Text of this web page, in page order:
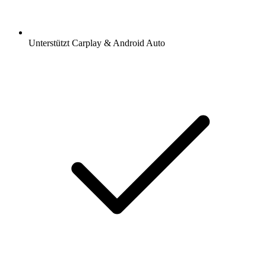
Unterstützt Carplay & Android Auto